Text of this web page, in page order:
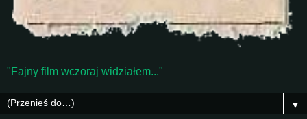
"Fajny film wczoraj widziałem..."
▼